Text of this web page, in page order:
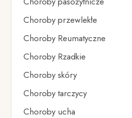
Choroby przewlekłe
Choroby Reumatyczne
Choroby Rzadkie
Choroby skóry
Choroby tarczycy
Choroby ucha